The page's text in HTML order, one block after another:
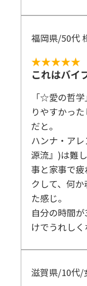
福岡県/50代
★★★★★
これはバイ
「☆愛の哲
りやすかっ
だと。
ハンナ・ア
源流』)は難
事と家事で
クして、何
た感じ。
自分の時間
けでうれしく
滋賀県/10代/